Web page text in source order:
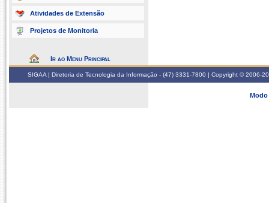
Atividades de Extensão
Projetos de Monitoria
Ir ao Menu Principal
SIGAA | Diretoria de Tecnologia da Informação - (47) 3331-7800 | Copyright © 2006-
Modo